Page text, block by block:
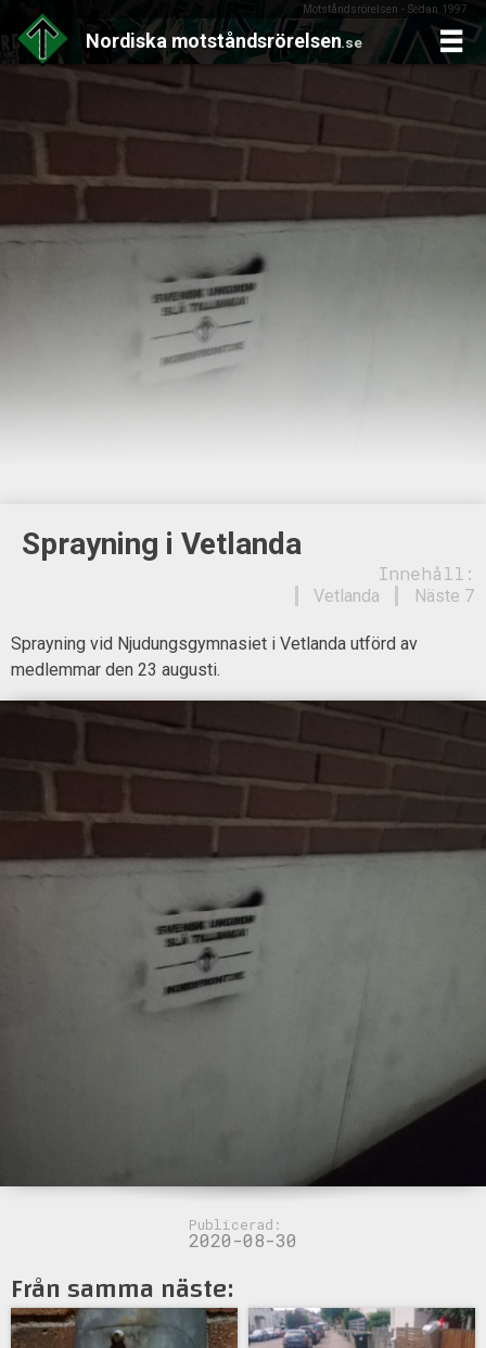
Motståndsrörelsen - Sedan 1997
Nordiska motståndsrörelsen.se
to
Sprayning i Vetlanda
Innehåll:
Näste 7
Vetlanda
Sprayning vid Njudungsgymnasiet i Vetlanda utförd av
medlemmar den 23 augusti.
Publicerad:
2020-08-30
Från samma näste: